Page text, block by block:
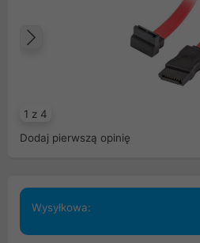
1 z 4
Poprzedni
Dodaj pierwszą opinię
Wysyłkowa: